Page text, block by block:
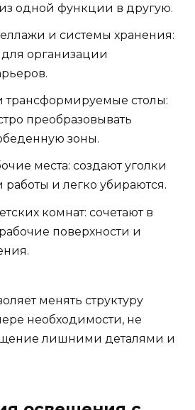
из одной функции в другую.
и системы хранения:
организации
трансформируемые столы:
преобразовывать
зоны.
места: создают уголки
и легко убираются.
комнат: сочетают в
поверхности и
менять структуру
необходимости, не
лишними деталями и